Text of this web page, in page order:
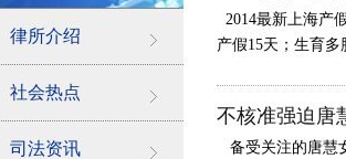
律所介绍
社会热点
司法资讯
2014最新上海产
产假15天；生育
不核准强迫唐
备受关注的唐慧